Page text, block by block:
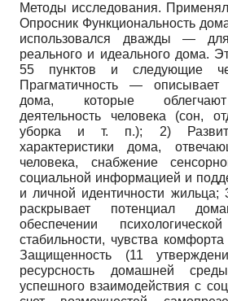
Методы исследования.
Опросник Функциональность
использовался дважды —
реального и идеального дома.
55 пунктов и следующие
Прагматичность —
дома, которые
деятельность человека (сон,
уборка и т. п.); 2)
характеристики дома,
человека, снабжение
социальной информацией и
и личной идентичности
раскрывает потенциал
обеспечении
стабильности, чувства
Защищенность (11
ресурсность домашней
успешного взаимодействия с